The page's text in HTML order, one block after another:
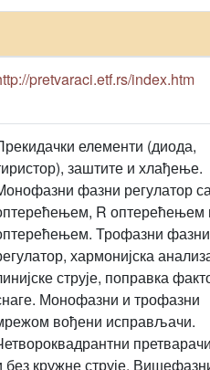
pretvaraci.etf.rs/index.htm
елементи (диода,
заштите и хлађење.
фазни регулатор
R оптерећењем
Трофазни фазни
хармонијска
струје, поправка
Монофазни и трофазни
вођени исправљачи.
без кружне струје.